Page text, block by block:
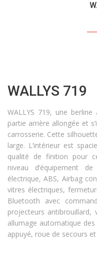
WALLYS 719
WALLYS 719, une
partie arrière allongée et
carrosserie. Cette
large. L’intérieur est
qualité de finition pour
niveau d’équipement
électrique, ABS, Airbag
vitres électriques,
Bluetooth avec
projecteurs antibrouillard,
allumage automatique
appuyé, roue de secours